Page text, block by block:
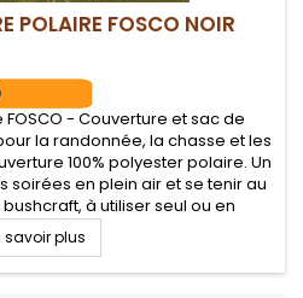
POLAIRE FOSCO NOIR
- Couverture et sac de
la randonnée, la chasse et les
100% polyester polaire. Un
en plein air et se tenir au
à utiliser seul ou en
votre sac de couchage
savoir plus